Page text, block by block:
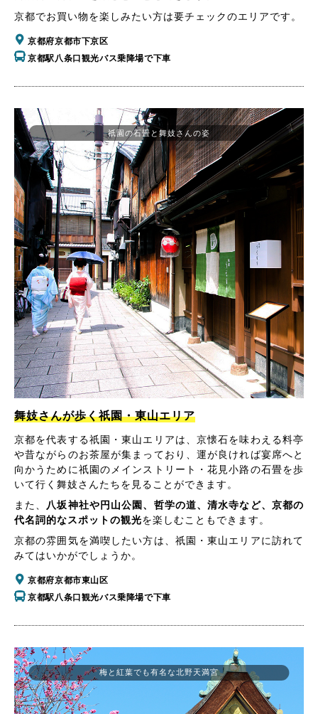
京都でお買い物を楽しみたい方は要チェックのエリアです。
京都府京都市下京区
京都駅八条口観光バス乗降場で下車
舞妓さんが歩く祇園・東山エリア
京都を代表する祇園・東山エリアは、京懐石を味わえる料亭
や昔ながらのお茶屋が集まっており、運が良ければ宴席へと
向かうために祇園のメインストリート・花見小路の石畳を歩
いて行く舞妓さんたちを見ることができます。
また、
八坂神社や円山公園、哲学の道、清水寺など、京都の
代名詞的なスポットの観光を楽しむこともできます。
京都の雰囲気を満喫したい方は、祇園・東山エリアに訪れて
みてはいかがでしょうか。
京都府京都市東山区
京都駅八条口観光バス乗降場で下車
祇園の石畳と舞妓さんの姿
梅と紅葉でも有名な北野天満宮